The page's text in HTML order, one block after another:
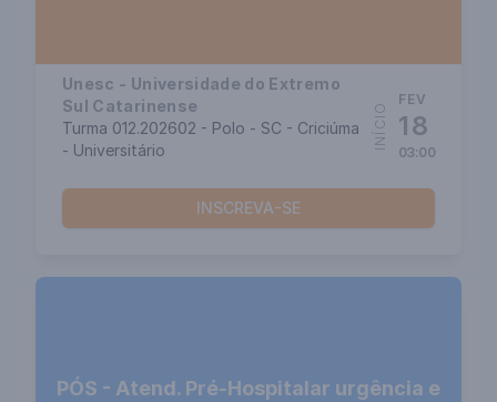
Unesc - Universidade do Extremo
Sul Catarinense
Turma 012.202602 - Polo - SC - Criciúma
- Universitário
INÍCIO
FEV
18
03:00
INSCREVA-SE
PÓS - Atend. Pré-Hospitalar urgência e